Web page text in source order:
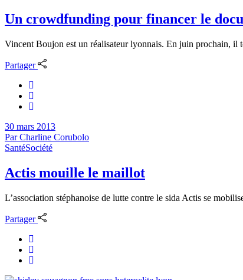
Un crowdfunding pour financer le
Vincent Boujon est un réalisateur lyonnais. En juin prochain, il
Partager
30 mars 2013
ParCharline Corubolo
SantéSociété
Actis mouille le maillot
L’association stéphanoise de lutte contre le sida Actis se
Partager